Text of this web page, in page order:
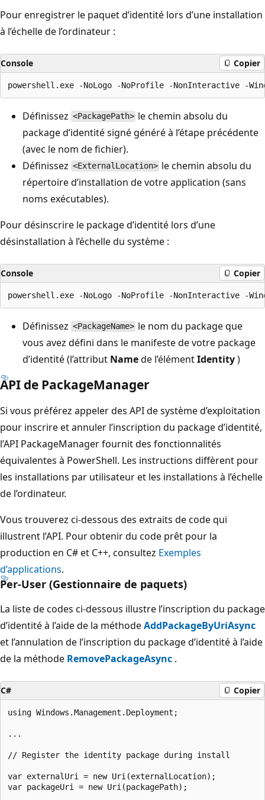
Pour enregistrer le paquet d’identité lors d’une installation
à l’échelle de l’ordinateur :
Console Copier
Définissez <PackagePath> le chemin absolu du
package d’identité signé généré à l’étape précédente
(avec le nom de fichier).
Définissez <ExternalLocation> le chemin absolu du
répertoire d’installation de votre application (sans
noms exécutables).
Pour désinscrire le package d’identité lors d’une
désinstallation à l’échelle du système :
Console Copier
Définissez <PackageName> le nom du package que
vous avez défini dans le manifeste de votre package
d’identité (l’attribut Namede l’élémentIdentity)
API de PackageManager
Si vous préférez appeler des API de système d’exploitation
pour inscrire et annuler l’inscription du package d’identité,
l’API PackageManager fournit des fonctionnalités
équivalentes à PowerShell. Les instructions diffèrent pour
les installations par utilisateur et les installations à l’échelle
de l’ordinateur.
Vous trouverez ci-dessous des extraits de code qui
illustrent l’API. Pour obtenir du code prêt pour la
production en C# et C++, consultez Exemples
d’applications.
Per-User (Gestionnaire de paquets)
La liste de codes ci-dessous illustre l’inscription du package
d’identité à l’aide de la méthodeAddPackageByUriAsync
et l’annulation de l’inscription du package d’identité à l’aide
de la méthode RemovePackageAsync .
C# Copier
using Windows.Management.Deployment;
...
// Register the identity package during install
var externalUri = new Uri(externalLocation);
var packageUri = new Uri(packagePath);